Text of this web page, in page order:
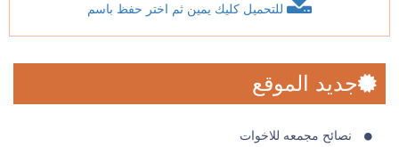
للتحميل كليك يمين ثم اختر حفظ باسم
جديد الموقع
نصائح مجمعه للاخوات